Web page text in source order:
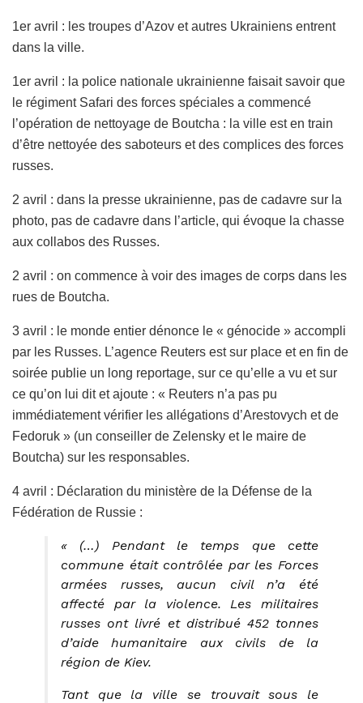
1er avril : les troupes d’Azov et autres Ukrainiens entrent
dans la ville.
1er avril : la police nationale ukrainienne faisait savoir que
le régiment Safari des forces spéciales a commencé
l’opération de nettoyage de Boutcha : la ville est en train
d’être nettoyée des saboteurs et des complices des forces
russes.
2 avril : dans la presse ukrainienne, pas de cadavre sur la
photo, pas de cadavre dans l’article, qui évoque la chasse
aux collabos des Russes.
2 avril : on commence à voir des images de corps dans les
rues de Boutcha.
3 avril : le monde entier dénonce le « génocide » accompli
par les Russes. L’agence Reuters est sur place et en fin de
soirée publie un long reportage, sur ce qu’elle a vu et sur
ce qu’on lui dit et ajoute : « Reuters n’a pas pu
immédiatement vérifier les allégations d’Arestovych et de
Fedoruk » (un conseiller de Zelensky et le maire de
Boutcha) sur les responsables.
4 avril : Déclaration du ministère de la Défense de la
Fédération de Russie :
« (…) Pendant le temps que cette
commune était contrôlée par les Forces
armées russes, aucun civil n’a été
affecté par la violence. Les militaires
russes ont livré et distribué 452 tonnes
d’aide humanitaire aux civils de la
région de Kiev.
Tant que la ville se trouvait sous le